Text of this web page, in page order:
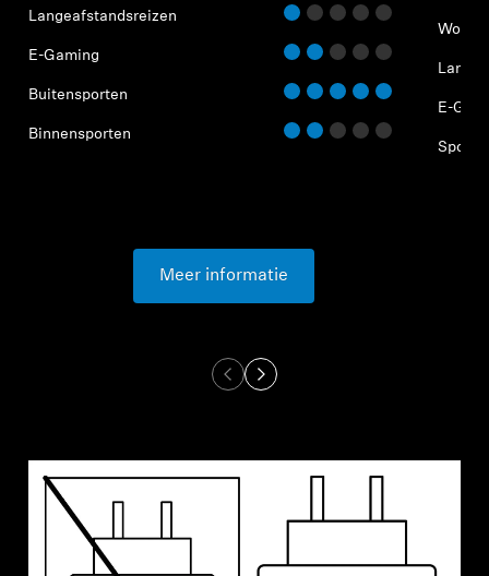
Langeafstandsreizen
E-Gaming
Buitensporten
Binnensporten
Meer informatie
Woon-
E-
Sport